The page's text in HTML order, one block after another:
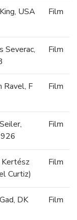
USA
Film
Severac,
Film
Ravel, F
Film
Film
Curtiz)
Film
DK
Film